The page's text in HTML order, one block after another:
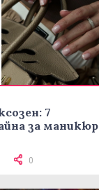
7
за маникюр
0